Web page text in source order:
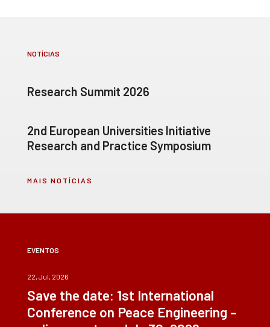
NOTÍCIAS
Research Summit 2026
2nd European Universities Initiative
Research and Practice Symposium
MAIS NOTÍCIAS
EVENTOS
22, Jul, 2026
Save the date: 1st International
Conference on Peace Engineering –